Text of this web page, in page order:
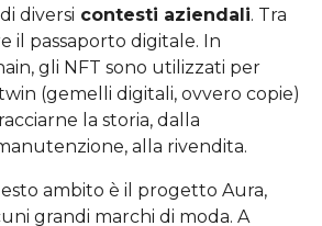
diversi contesti aziendali. Tra
il passaporto digitale. In
gli NFT sono utilizzati per
(gemelli digitali, ovvero copie)
la storia, dalla
alla rivendita.
ambito è il progetto Aura,
grandi marchi di moda. A